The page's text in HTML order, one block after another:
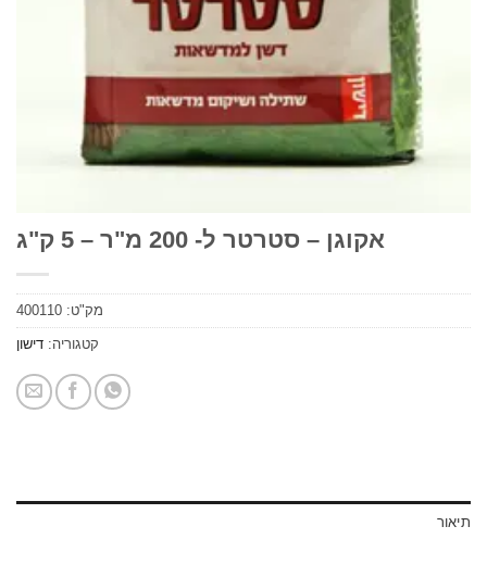
אקוגן – סטרטר ל- 200 מ"ר – 5 ק"ג
400110
קטגוריה:דישון